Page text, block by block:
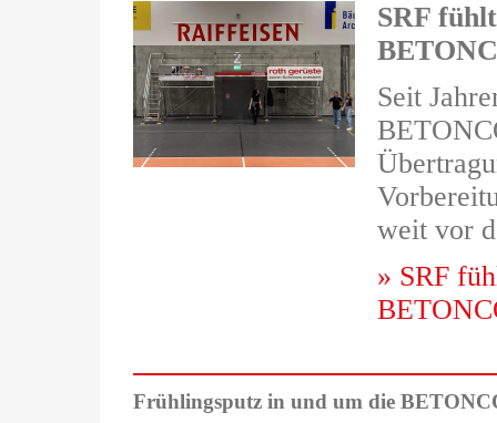
SRF
Seit
weit vor
» SRF
Frühlingsputz in und um die